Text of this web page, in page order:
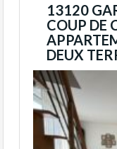
13120
COUP DE
DEUX